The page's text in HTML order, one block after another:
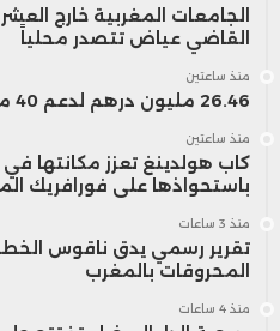
الجامعات المغربية خارج
القاضي عياض تتصدر محلياً
منذ ساعتين
26.46 مليون درهم لدعم 40 مهرجاناً سينمائياً بالمغرب
منذ ساعتين
كاب هولدينغ تعزز مكانتها في
باستحواذها على فورافريك
منذ 3 ساعات
تقرير رسمي يدق ناقوس
المحروقات بالمغرب
منذ 4 ساعات